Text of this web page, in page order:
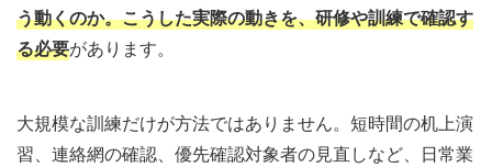
う動くのか。こうした実際の動きを、研修や訓練で確認す
る必要があります。
大規模な訓練だけが方法ではありません。短時間の机上演
習、連絡網の確認、優先確認対象者の見直しなど、日常業